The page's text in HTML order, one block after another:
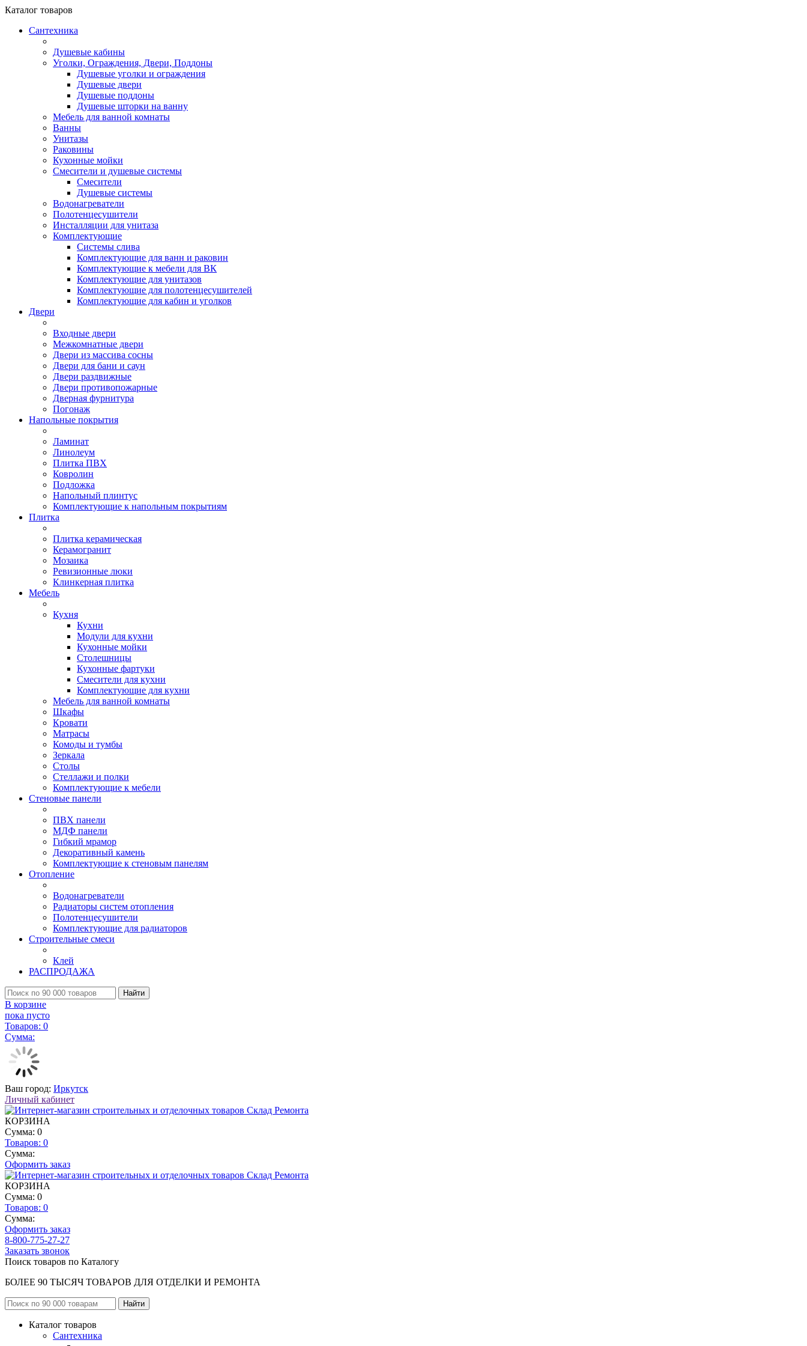
Каталог товаров
Сантехника
Душевые кабины
Уголки, Ограждения, Двери, Поддоны
Душевые уголки и ограждения
Душевые двери
Душевые поддоны
Душевые шторки на ванну
Мебель для ванной комнаты
Ванны
Унитазы
Раковины
Кухонные мойки
Смесители и душевые системы
Смесители
Душевые системы
Водонагреватели
Полотенцесушители
Инсталляции для унитаза
Комплектующие
Системы слива
Комплектующие для ванн и раковин
Комплектующие к мебели для ВК
Комплектующие для унитазов
Комплектующие для полотенцесушителей
Комплектующие для кабин и уголков
Двери
Входные двери
Межкомнатные двери
Двери из массива сосны
Двери для бани и саун
Двери раздвижные
Двери противопожарные
Дверная фурнитура
Погонаж
Напольные покрытия
Ламинат
Линолеум
Плитка ПВХ
Ковролин
Подложка
Напольный плинтус
Комплектующие к напольным покрытиям
Плитка
Плитка керамическая
Керамогранит
Мозаика
Ревизионные люки
Клинкерная плитка
Мебель
Кухня
Кухни
Модули для кухни
Кухонные мойки
Столешницы
Кухонные фартуки
Смесители для кухни
Комплектующие для кухни
Мебель для ванной комнаты
Шкафы
Кровати
Матрасы
Комоды и тумбы
Зеркала
Столы
Стеллажи и полки
Комплектующие к мебели
Стеновые панели
ПВХ панели
МДФ панели
Гибкий мрамор
Декоративный камень
Комплектующие к стеновым панелям
Отопление
Водонагреватели
Радиаторы систем отопления
Полотенцесушители
Комплектующие для радиаторов
Строительные смеси
Клей
РАСПРОДАЖА
Найти
В корзине
пока пусто
Товаров: 0
Сумма:
Ваш город: Иркутск
Личный кабинет
КОРЗИНА
Сумма: 0
Товаров: 0
Сумма:
Оформить заказ
КОРЗИНА
Сумма: 0
Товаров: 0
Сумма:
Оформить заказ
8-800-775-27-27
Заказать звонок
Поиск товаров по Каталогу
БОЛЕЕ 90 ТЫСЯЧ ТОВАРОВ ДЛЯ ОТДЕЛКИ И РЕМОНТА
Каталог товаров
Сантехника